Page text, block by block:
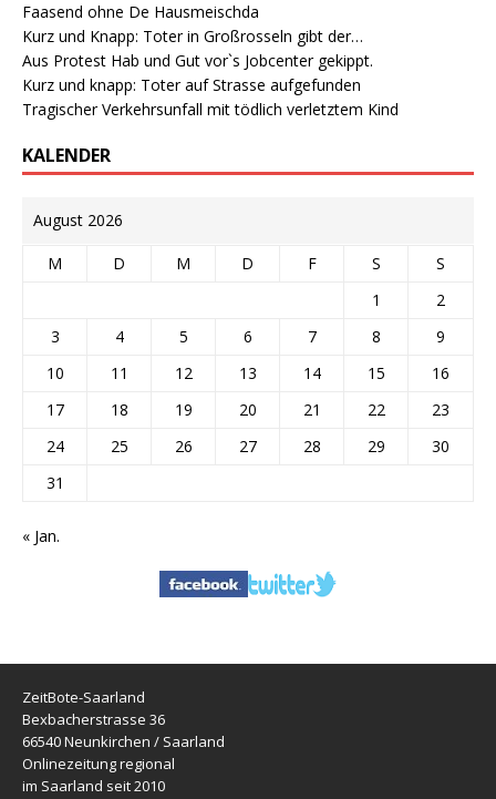
Faasend ohne De Hausmeischda
Kurz und Knapp: Toter in Großrosseln gibt der…
Aus Protest Hab und Gut vor`s Jobcenter gekippt.
Kurz und knapp: Toter auf Strasse aufgefunden
Tragischer Verkehrsunfall mit tödlich verletztem Kind
KALENDER
August 2026
M D M D F S
S
1
2
3
4 5 6 7 8
9
10
11 12 13 14 15
16
17
18 19 20 21 22
23
24
25 26 27 28 29
30
31
« Jan.
ZeitBote-Saarland
Bexbacherstrasse 36
66540 Neunkirchen / Saarland
Onlinezeitung regional
im Saarland seit 2010